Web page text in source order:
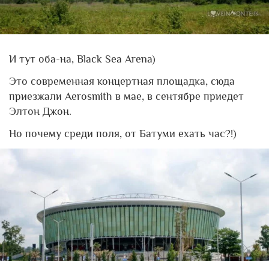
И тут оба-на, Black Sea Arena)
Это современная концертная площадка, сюда
приезжали Aerosmith в мае, в сентябре приедет
Элтон Джон.
Но почему среди поля, от Батуми ехать час?!)